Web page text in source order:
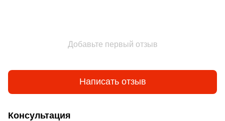
Добавьте первый отзыв
Написать отзыв
Консультация